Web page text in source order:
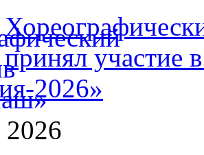
принял участие
2026»